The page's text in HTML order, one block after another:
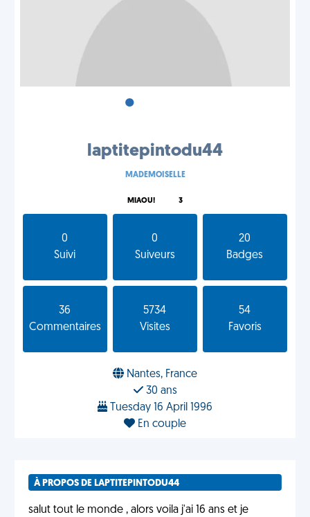
•
laptitepintodu44
MADEMOISELLE
MIAOU! 3
0
Suivi
0
Suiveurs
20
Badges
36
Commentaires
5734
Visites
54
Favoris
Nantes, France
30 ans
Tuesday 16 April 1996
En couple
À PROPOS DE LAPTITEPINTODU44
salut tout le monde , alors voila j'ai 16 ans et je